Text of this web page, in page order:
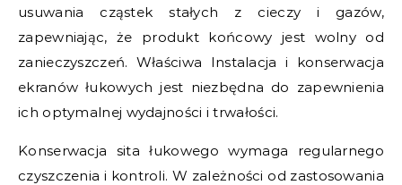
usuwania cząstek stałych z cieczy i gazów,
zapewniając, że produkt końcowy jest wolny od
zanieczyszczeń. Właściwa Instalacja i konserwacja
ekranów łukowych jest niezbędna do zapewnienia
ich optymalnej wydajności i trwałości.
Konserwacja sita łukowego wymaga regularnego
czyszczenia i kontroli. W zależności od zastosowania